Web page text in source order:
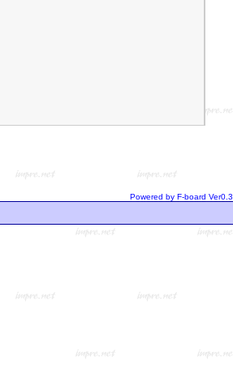
Powered by F-board Ver0.3